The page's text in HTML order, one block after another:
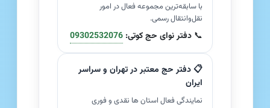
با سابقه‌ترین مجموعه فعال در امور
نقل‌وانتقال رسمی.
📞 دفتر نوای حج کوتی: 09302532076
📋 دفتر حج معتبر در تهران و سراسر
ایران
نمایندگی فعال استان ها نقدی و فوری